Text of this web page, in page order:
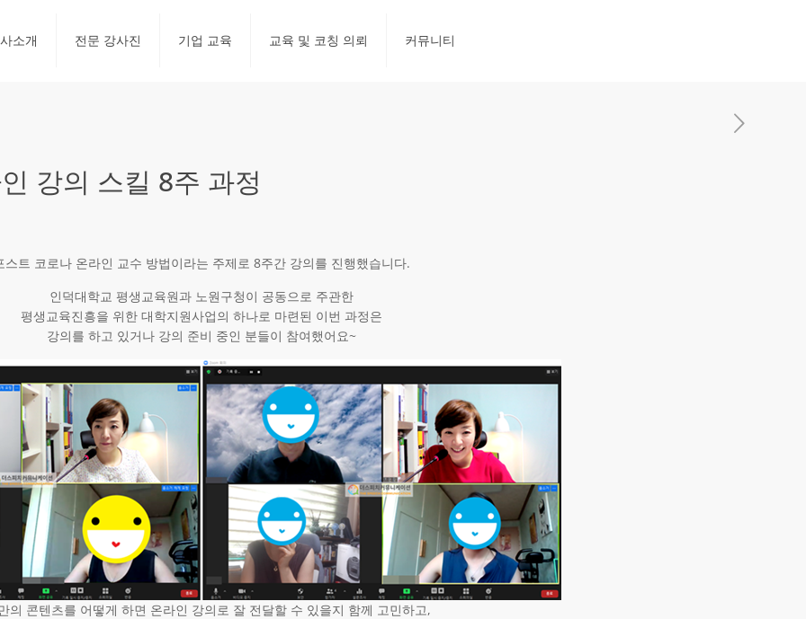
소개 전문 강사진 기업 교육 교육 및 코칭 의뢰 커뮤니티
강의 스킬 8주 과정
스트 코로나 온라인 교수 방법이라는 주제로 8주간 강의를 진행했습니다.
인덕대학교 평생교육원과 노원구청이 공동으로 주관한
평생교육진흥을 위한 대학지원사업의 하나로 마련된 이번 과정은
강의를 하고 있거나 강의 준비 중인 분들이 참여했어요~
의 콘텐츠를 어떻게 하면 온라인 강의로 잘 전달할 수 있을지 함께 고민하고,